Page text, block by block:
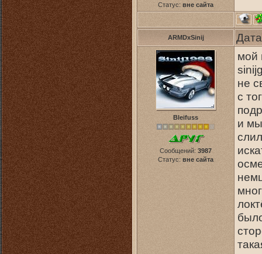
Статус: вне сайта
ARMDxSinij
Bleifuss
Сообщений: 3987
Статус: вне сайта
мой
не
с
и